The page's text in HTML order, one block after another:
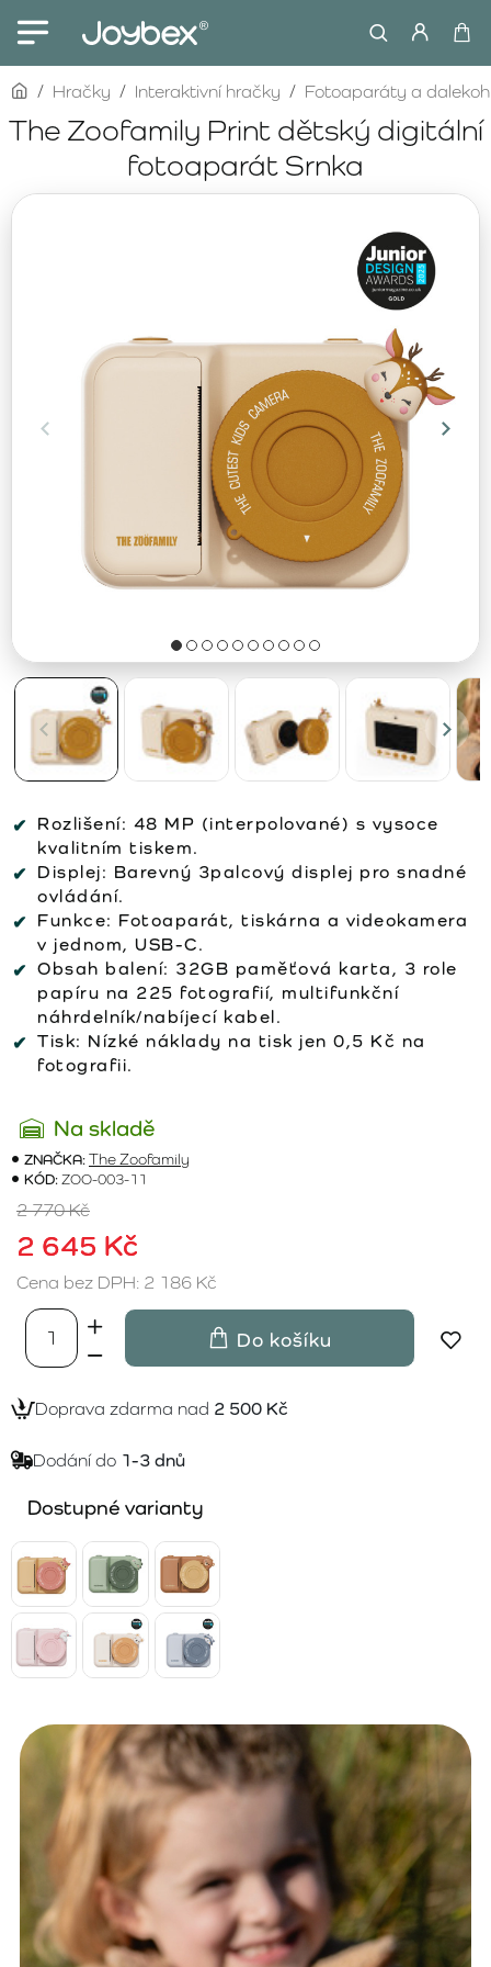
The Zoofamily Print dětský digitální
fotoaparát Srnka
homeHračky Interaktivní hračky Fotoaparáty a
Rozlišení: 48 MP (interpolované) s vysoce
kvalitním tiskem.
Displej: Barevný 3palcový displej pro snadné
ovládání.
Funkce: Fotoaparát, tiskárna a videokamera
v jednom, USB-C.
Obsah balení: 32GB paměťová karta, 3 role
papíru na 225 fotografií, multifunkční
náhrdelník/nabíjecí kabel.
Tisk: Nízké náklady na tisk jen 0,5 Kč na
fotografii.
Na skladě
ZNAČKA:The Zoofamily
KÓD:ZOO-003-11
2 645 Kč
2 770 Kč
Cena bez DPH: 2 186 Kč
Do košíku
Doprava zdarma nad 2 500 Kč
Dodání do 1-3 dnů
Dostupné varianty